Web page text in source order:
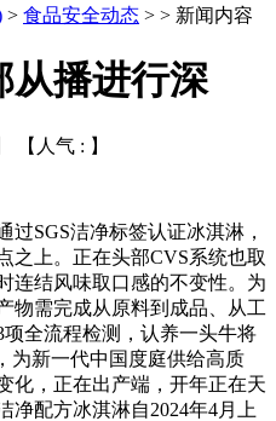
> 食品安全动态 > > 新闻内容
从播进行深
【人气 : 】
SGS洁净标签认证冰淇淋，
之上。正在头部CVS系统也取
连结风味取口感的不变性。为
物需完成从原料到成品、从工
全流程检测，认养一头牛将
为新一代中国度庭供给高质
化，正在出产端，开年正在天
净配方冰淇淋自2024年4月上